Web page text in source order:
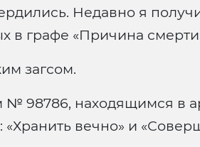
Недавно я
в графе «Причина
загсом.
98786, находящимся в
вечно» и